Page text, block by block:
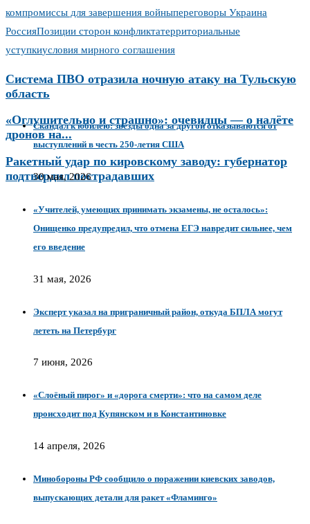
компромиссы для завершения войныпереговоры Украина
РоссияПозиции сторон конфликтатерриториальные
уступкиусловия мирного соглашения
Система ПВО отразила ночную атаку на Тульскую
область
«Оглушительно и страшно»: очевидцы — о налёте
дронов на...
Ракетный удар по кировскому заводу: губернатор
подтвердил пострадавших
Скандал к юбилею: звезды одна за другой отказываются от
выступлений в честь 250-летия США
30 мая, 2026
«Учителей, умеющих принимать экзамены, не осталось»:
Онищенко предупредил, что отмена ЕГЭ навредит сильнее, чем
его введение
31 мая, 2026
Эксперт указал на приграничный район, откуда БПЛА могут
лететь на Петербург
7 июня, 2026
«Слоёный пирог» и «дорога смерти»: что на самом деле
происходит под Купянском и в Константиновке
14 апреля, 2026
Минобороны РФ сообщило о поражении киевских заводов,
выпускающих детали для ракет «Фламинго»